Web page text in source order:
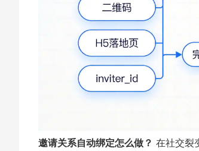
邀请关系自动绑定怎么做？ 在社交裂